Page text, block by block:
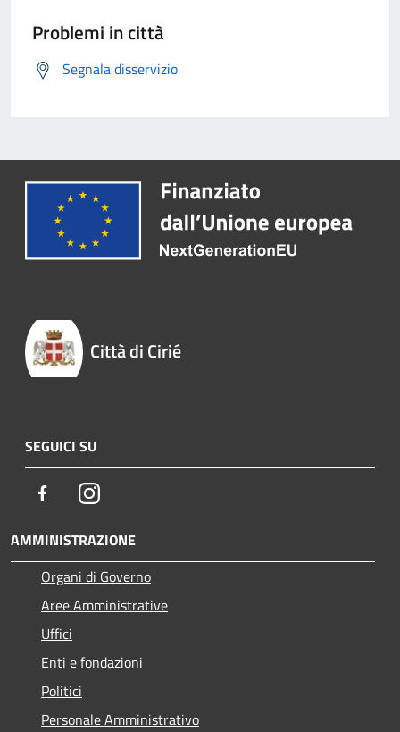
Problemi in città
Segnala disservizio
Città di Cirié
SEGUICI SU
FacebookInstagram
AMMINISTRAZIONE
Organi di Governo
Aree Amministrative
Uffici
Enti e fondazioni
Politici
Personale Amministrativo